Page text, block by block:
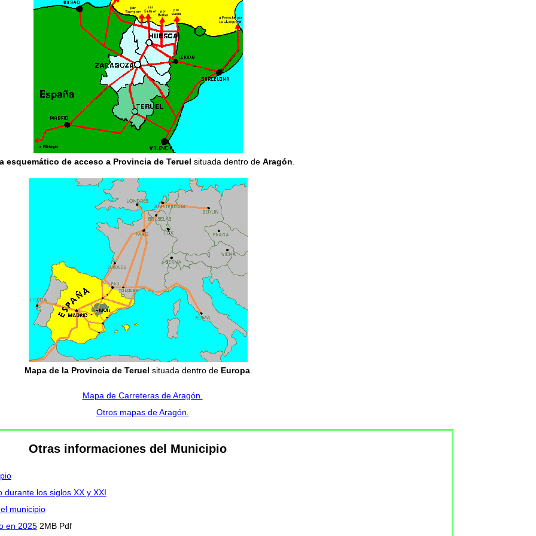
esquemático de acceso a Provincia de Teruel situada dentro de Aragón
Mapa de la Provincia de Teruel situada dentro de Europa.
Mapa de Carreteras de Aragón.
Otros mapas de Aragón.
Otras informaciones del Municipio
los siglos XX y XXI
municipio
en 20252MB Pdf